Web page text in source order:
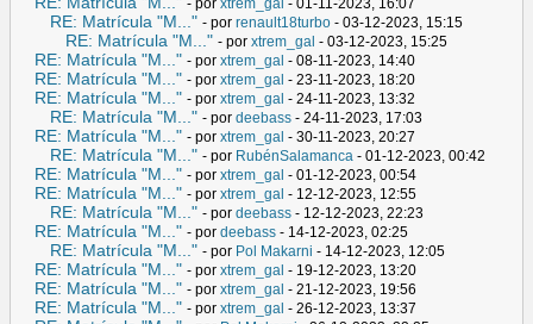
- por xtrem_gal - 01-11-2023, 16:07
RE: Matrícula "M..." - por renault18turbo - 03-12-2023, 15:15
RE: Matrícula "M..." - por xtrem_gal - 03-12-2023, 15:25
RE: Matrícula "M..." - por xtrem_gal - 08-11-2023, 14:40
RE: Matrícula "M..." - por xtrem_gal - 23-11-2023, 18:20
RE: Matrícula "M..." - por xtrem_gal - 24-11-2023, 13:32
RE: Matrícula "M..." - por deebass - 24-11-2023, 17:03
RE: Matrícula "M..." - por xtrem_gal - 30-11-2023, 20:27
RE: Matrícula "M..." - por RubénSalamanca - 01-12-2023, 00:42
RE: Matrícula "M..." - por xtrem_gal - 01-12-2023, 00:54
RE: Matrícula "M..." - por xtrem_gal - 12-12-2023, 12:55
RE: Matrícula "M..." - por deebass - 12-12-2023, 22:23
RE: Matrícula "M..." - por deebass - 14-12-2023, 02:25
RE: Matrícula "M..." - por Pol Makarni - 14-12-2023, 12:05
RE: Matrícula "M..." - por xtrem_gal - 19-12-2023, 13:20
RE: Matrícula "M..." - por xtrem_gal - 21-12-2023, 19:56
RE: Matrícula "M..." - por xtrem_gal - 26-12-2023, 13:37